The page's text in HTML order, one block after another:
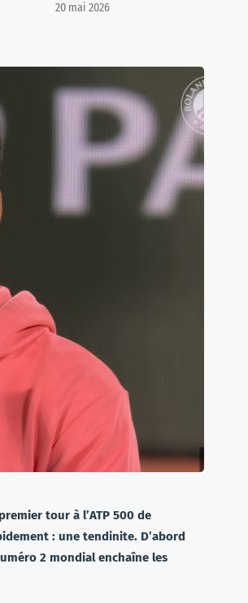
20 mai 2026
tour à l’ATP 500 de
: une tendinite. D’abord
2 mondial enchaîne les